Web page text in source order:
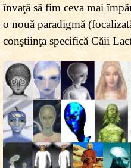
învaţă să fim ceva mai
o nouă paradigmă
conştiinţa specifică Căii